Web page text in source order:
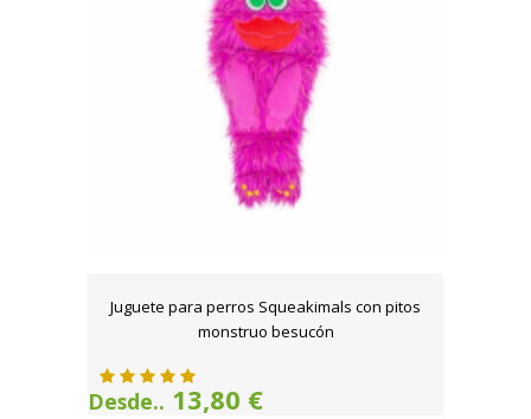
Juguete para perros Squeakimals con pitos
monstruo besucón
Desde.. 13,80 €